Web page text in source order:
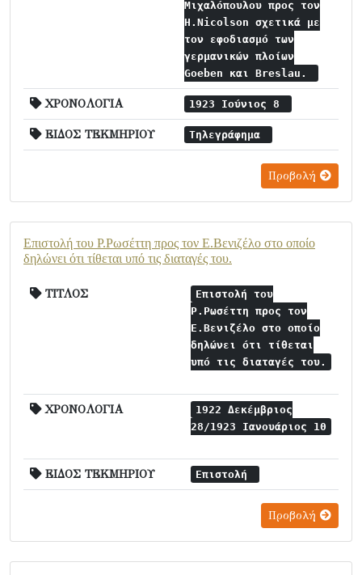
Μιχαλόπουλου προς τον
H.Nicolson σχετικά με
τον εφοδιασμό των
γερμανικών πλοίων
Goeben και Breslau.
ΧΡΟΝΟΛΟΓΙΑ 1923 Ιούνιος 8
ΕΙΔΟΣ ΤΕΚΜΗΡΙΟΥ Τηλεγράφημα
Προβολή
Επιστολή του Ρ.Ρωσέττη προς τον Ε.Βενιζέλο στο οποίο
δηλώνει ότι τίθεται υπό τις διαταγές του.
ΤΙΤΛΟΣ
Επιστολή του
Ρ.Ρωσέττη προς τον
Ε.Βενιζέλο στο οποίο
δηλώνει ότι τίθεται
υπό τις διαταγές του.
ΧΡΟΝΟΛΟΓΙΑ
1922 Δεκέμβριος
28/1923 Ιανουάριος 10
ΕΙΔΟΣ ΤΕΚΜΗΡΙΟΥ Επιστολή
Προβολή